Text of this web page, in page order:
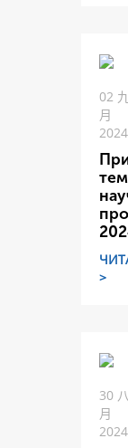
02
月
2024
>
30 八
月
2024